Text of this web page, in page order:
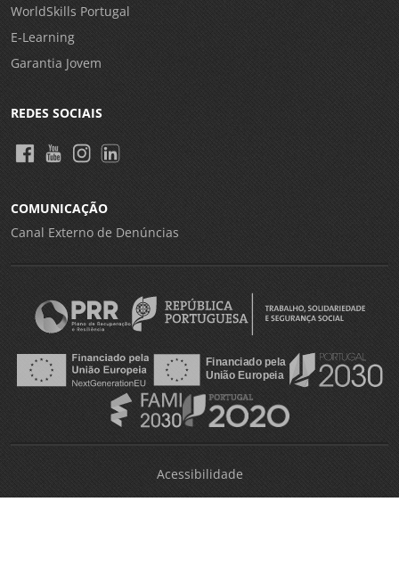
WorldSkills Portugal
E-Learning
Garantia Jovem
REDES SOCIAIS
COMUNICAÇÃO
Canal Externo de Denúncias
Acessibilidade